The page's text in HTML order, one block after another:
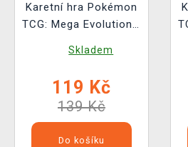
Karetní hra Pokémon
TCG: Mega Evolution -
(10 karet)
Skladem
119 Kč
139 Kč
Do košíku